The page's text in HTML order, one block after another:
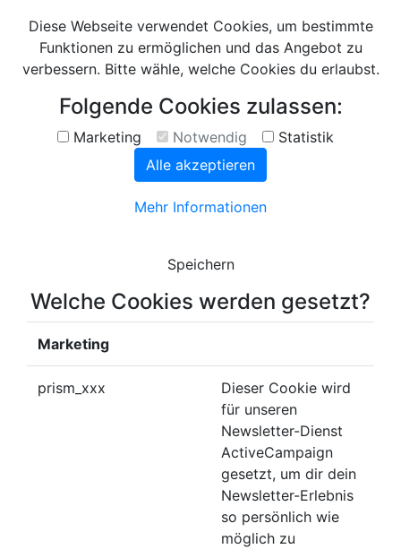
Diese Webseite verwendet Cookies, um bestimmte
Funktionen zu ermöglichen und das Angebot zu
verbessern. Bitte wähle, welche Cookies du erlaubst.
Folgende Cookies zulassen:
Marketing Notwendig
Statistik
Alle akzeptieren
Mehr Informationen
Speichern
Welche Cookies werden gesetzt?
Marketing
prism_xxx
Dieser Cookie wird
für unseren
Newsletter-Dienst
ActiveCampaign
gesetzt, um dir dein
Newsletter-Erlebnis
so persönlich wie
möglich zu